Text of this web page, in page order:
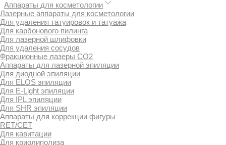
Аппараты для косметологии
Лазерные аппараты для косметологии
Для удаления татуировок и татуажа
Для карбонового пилинга
Для лазерной шлифовки
Для удаления сосудов
Фракционные лазеры СО2
Аппараты для лазерной эпиляции
Для диодной эпиляции
Для ELOS эпиляции
Для E-Light эпиляции
Для IPL эпиляции
Для SHR эпиляции
Аппараты для коррекции фигуры
RET/CET
Для кавитации
Для криолиполиза